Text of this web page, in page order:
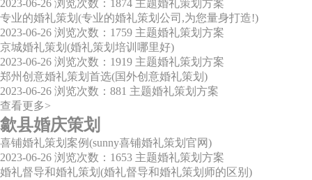
2023-06-26 浏览次数：1874 主题婚礼策划方案
专业的婚礼策划(专业的婚礼策划公司,为您量身打造!)
2023-06-26 浏览次数：1759 主题婚礼策划方案
京城婚礼策划(婚礼策划培训哪里好)
2023-06-26 浏览次数：1919 主题婚礼策划方案
郑州创意婚礼策划首选(国外创意婚礼策划)
2023-06-26 浏览次数：881 主题婚礼策划方案
查看更多>
歙县婚庆策划
喜铺婚礼策划案例(sunny喜铺婚礼策划官网)
2023-06-26 浏览次数：1653 主题婚礼策划方案
婚礼督导和婚礼策划(婚礼督导和婚礼策划师的区别)